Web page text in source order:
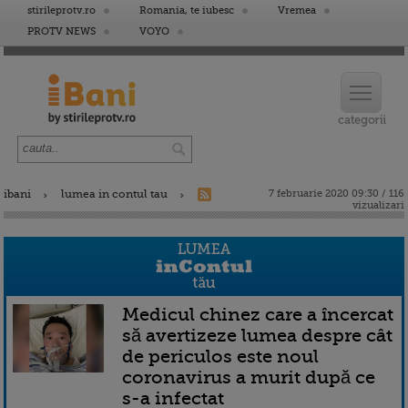
stirileprotv.ro Romania, te iubesc
Vremea
PROTV NEWS
VOYO
ibani lumea in contul tau
7 februarie 2020 09:30 / 116
vizualizari
Medicul chinez care a încercat
să avertizeze lumea despre cât
de periculos este noul
coronavirus a murit după ce
s-a infectat